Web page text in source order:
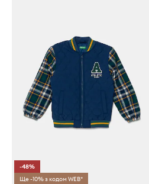
-48%
Ще -10% з кодом WEB*